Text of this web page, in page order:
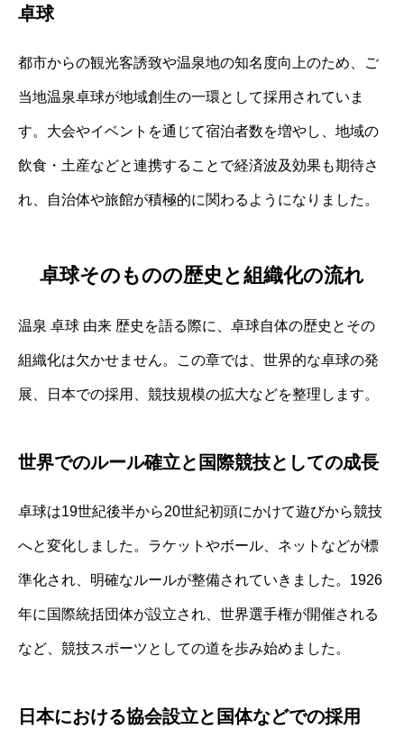
卓球
都市からの観光客誘致や温泉地の知名度向上のため、ご
当地温泉卓球が地域創生の一環として採用されていま
す。大会やイベントを通じて宿泊者数を増やし、地域の
飲食・土産などと連携することで経済波及効果も期待さ
れ、自治体や旅館が積極的に関わるようになりました。
卓球そのものの歴史と組織化の流れ
温泉 卓球 由来 歴史を語る際に、卓球自体の歴史とその
組織化は欠かせません。この章では、世界的な卓球の発
展、日本での採用、競技規模の拡大などを整理します。
世界でのルール確立と国際競技としての成長
卓球は19世紀後半から20世紀初頭にかけて遊びから競技
へと変化しました。ラケットやボール、ネットなどが標
準化され、明確なルールが整備されていきました。1926
年に国際統括団体が設立され、世界選手権が開催される
など、競技スポーツとしての道を歩み始めました。
日本における協会設立と国体などでの採用